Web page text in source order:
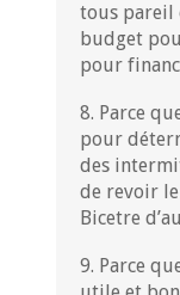
tous pareil
budget
pour
8. Parce
pour
des
de revoir le
Bicetre
9. Parce